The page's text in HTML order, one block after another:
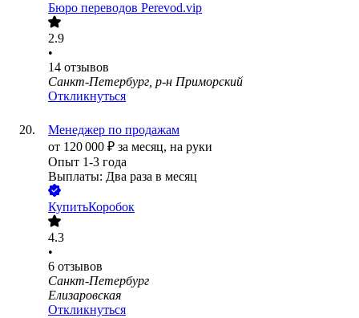
Бюро переводов Perevod.vip
2.9
•
14 отзывов
Санкт-Петербург, р-н Приморский
Откликнуться
Менеджер по продажам
от 120 000 ₽ за месяц, на руки
Опыт 1-3 года
Выплаты: Два раза в месяц
КупитьКоробок
4.3
•
6 отзывов
Санкт-Петербург
Елизаровская
Откликнуться